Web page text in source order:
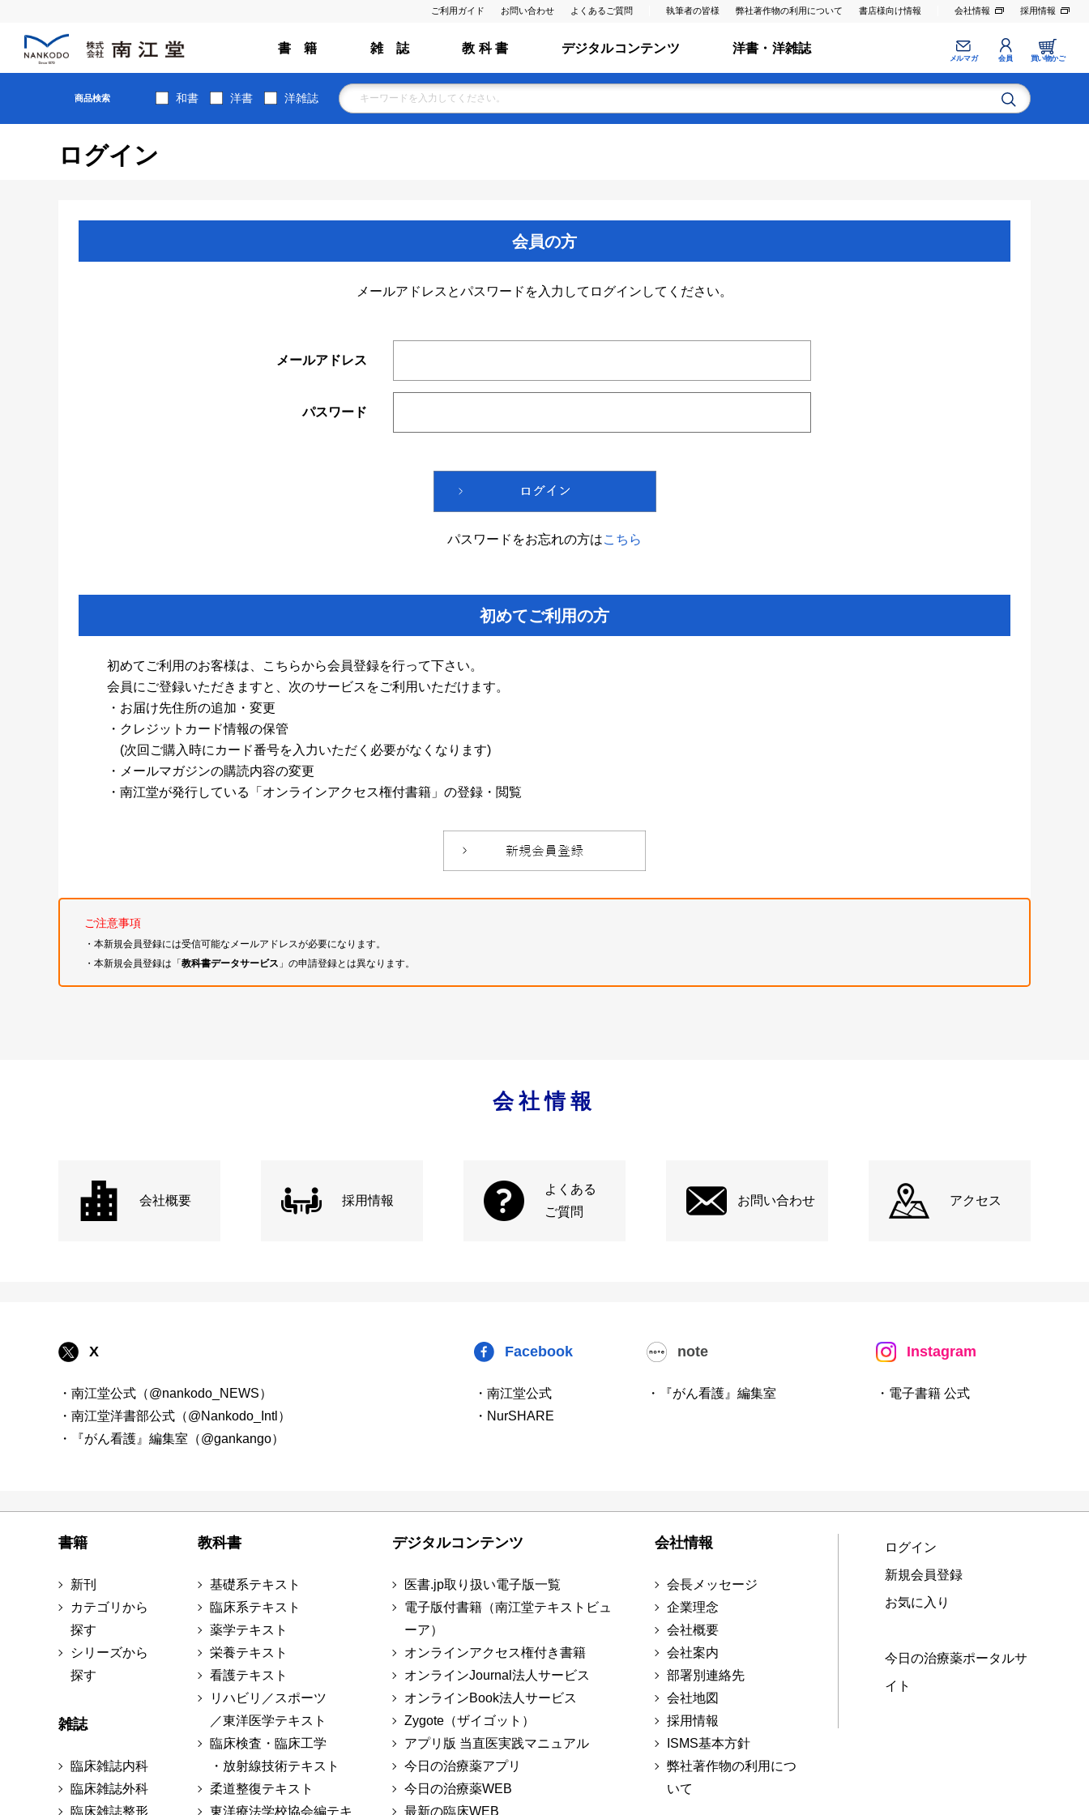
ご利用ガイド お問い合わせ よくあるご質問 執筆者の皆様 弊社著作物の利用について 書店様向け情報 会社情報 採用情報
書 籍 雑 誌 教 科 書 デジタルコンテンツ 洋書・洋雑誌
メルマガ 会員 買い物かご
商品検索 和書 洋書 洋雑誌
ログイン
会員の方
メールアドレスとパスワードを入力してログインしてください。
メールアドレス
パスワード
パスワードをお忘れの方はこちら
初めてご利用の方
初めてご利用のお客様は、こちらから会員登録を行って下さい。
会員にご登録いただきますと、次のサービスをご利用いただけます。
・お届け先住所の追加・変更
・クレジットカード情報の保管
(次回ご購入時にカード番号を入力いただく必要がなくなります)
・メールマガジンの購読内容の変更
・南江堂が発行している「オンラインアクセス権付書籍」の登録・閲覧
ご注意事項
・本新規会員登録には受信可能なメールアドレスが必要になります。
・本新規会員登録は「教科書データサービス 」の申請登録とは異なります。
会社情報
会社概要 採用情報
よくある
ご質問
お問い合わせ アクセス
X
・南江堂公式（@nankodo_NEWS）
・南江堂洋書部公式（@Nankodo_Intl）
・『がん看護』編集室（@gankango）
Facebook
・南江堂公式
・NurSHARE
note
・『がん看護』編集室
Instagram
・電子書籍 公式
書籍
新刊
カテゴリから
探す
シリーズから
探す
雑誌
臨床雑誌内科
臨床雑誌外科
臨床雑誌整形
教科書
基礎系テキスト
臨床系テキスト
薬学テキスト
栄養テキスト
看護テキスト
リハビリ／スポーツ
／東洋医学テキスト
臨床検査・臨床工学
・放射線技術テキスト
柔道整復テキスト
東洋療法学校協会編テキ
デジタルコンテンツ
医書.jp取り扱い電子版一覧
電子版付書籍（南江堂テキストビュ
ーア）
オンラインアクセス権付き書籍
オンラインJournal法人サービス
オンラインBook法人サービス
Zygote（ザイゴット）
アプリ版 当直医実践マニュアル
今日の治療薬アプリ
今日の治療薬WEB
最新の臨床WEB
会社情報
会長メッセージ
企業理念
会社概要
会社案内
部署別連絡先
会社地図
採用情報
ISMS基本方針
弊社著作物の利用につ
いて
ログイン
新規会員登録
お気に入り
今日の治療薬ポータルサ
イト